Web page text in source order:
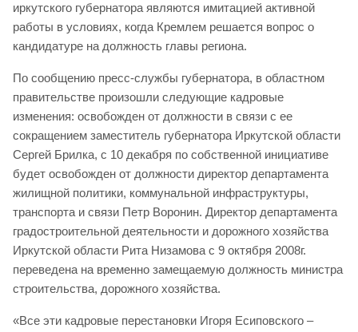
иркутского губернатора являются имитацией активной
работы в условиях, когда Кремлем решается вопрос о
кандидатуре на должность главы региона.
По сообщению пресс-службы губернатора, в областном
правительстве произошли следующие кадровые
изменения: освобожден от должности в связи с ее
сокращением заместитель губернатора Иркутской области
Сергей Брилка, с 10 декабря по собственной инициативе
будет освобожден от должности директор департамента
жилищной политики, коммунальной инфраструктуры,
транспорта и связи Петр Воронин. Директор департамента
градостроительной деятельности и дорожного хозяйства
Иркутской области Рита Низамова с 9 октября 2008г.
переведена на временно замещаемую должность министра
строительства, дорожного хозяйства.
«Все эти кадровые перестановки Игоря Есиповского –